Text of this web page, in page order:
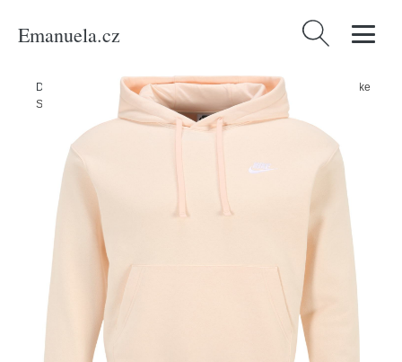
Emanuela.cz Vyhledávání
Domů Muži/Oblečení/Mikiny/ Mikina 'Club Fleece' Nike
Sportswear světle béžová / bílá